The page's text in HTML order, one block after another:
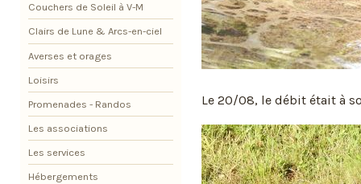
Le 20/08, le débit était à
Couchers de Soleil à V-M
Clairs de Lune & Arcs-en-ciel
Averses et orages
Loisirs
Promenades - Randos
Les associations
Les services
Hébergements